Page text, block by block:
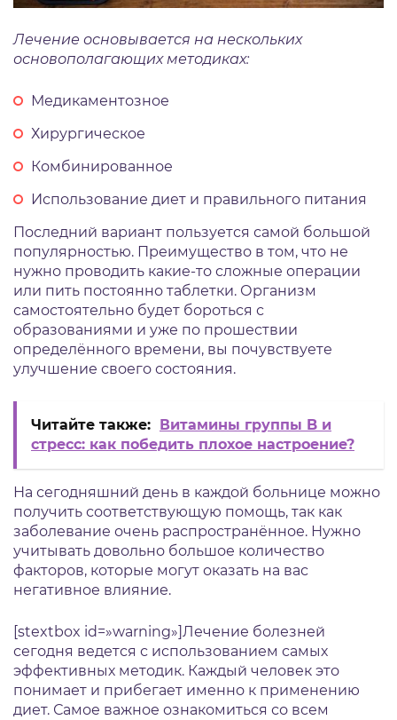
Лечение основывается на нескольких
основополагающих методиках:
Медикаментозное
Хирургическое
Комбинированное
Использование диет и правильного питания
Последний вариант пользуется самой большой
популярностью. Преимущество в том, что не
нужно проводить какие-то сложные операции
или пить постоянно таблетки. Организм
самостоятельно будет бороться с
образованиями и уже по прошествии
определённого времени, вы почувствуете
улучшение своего состояния.
Читайте также: Витамины группы B и
стресс: как победить плохое настроение?
На сегодняшний день в каждой больнице можно
получить соответствующую помощь, так как
заболевание очень распространённое. Нужно
учитывать довольно большое количество
факторов, которые могут оказать на вас
негативное влияние.
[stextbox id=»warning»]Лечение болезней
сегодня ведется с использованием самых
эффективных методик. Каждый человек это
понимает и прибегает именно к применению
диет. Самое важное ознакомиться со всем